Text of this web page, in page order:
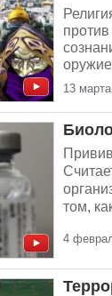
13
том,
4